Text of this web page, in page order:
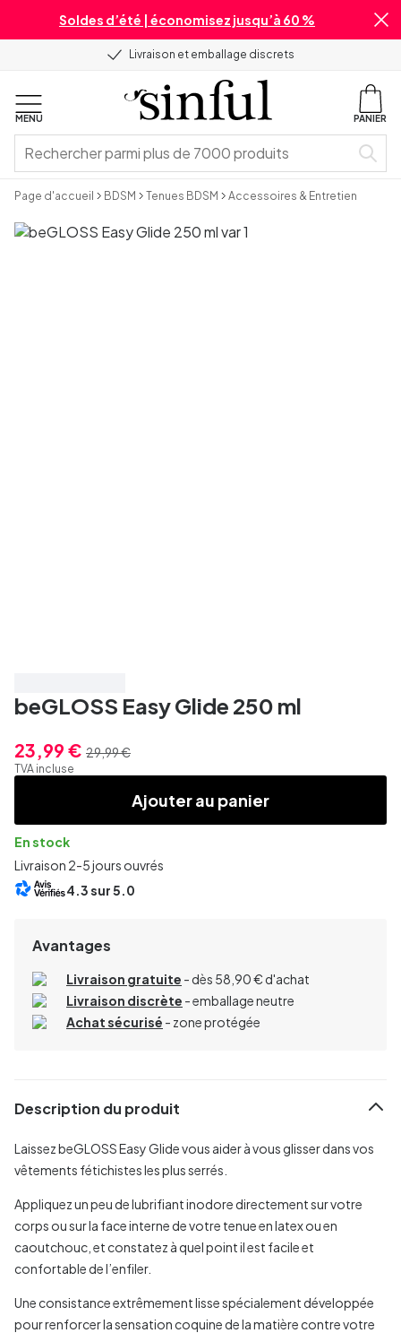
Soldes d’été | économisez jusqu’à 60 %
Livraison et emballage discrets
MENU PANIER
Page d'accueil BDSM Tenues BDSM Accessoires & Entretien
beGLOSS Easy Glide 250 ml
23,99 € 29,99 €
TVA incluse
Ajouter au panier
En stock
Livraison 2-5 jours ouvrés
4.3sur 5.0
Avantages
Livraison gratuite - dès 58,90 € d'achat
Livraison discrète - emballage neutre
Achat sécurisé - zone protégée
Description du produit
Laissez beGLOSS Easy Glide vous aider à vous glisser dans vos
vêtements fétichistes les plus serrés.
Appliquez un peu de lubrifiant inodore directement sur votre
corps ou sur la face interne de votre tenue en latex ou en
caoutchouc, et constatez à quel point il est facile et
confortable de l’enfiler.
Une consistance extrêmement lisse spécialement développée
pour renforcer la sensation coquine de la matière contre votre